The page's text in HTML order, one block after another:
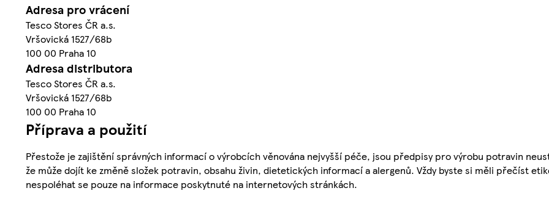
Adresa pro vrácení
Tesco Stores ČR a.s.
Vršovická 1527/68b
100 00 Praha 10
Adresa distributora
Tesco Stores ČR a.s.
Vršovická 1527/68b
100 00 Praha 10
Příprava a použití
Přestože je zajištění správných informací o výrobcích věnována nejvyšší péče, jsou předpisy pro výrobu potravin
že může dojít ke změně složek potravin, obsahu živin, dietetických informací a alergenů. Vždy byste si měli přečíst
nespoléhat se pouze na informace poskytnuté na internetových stránkách.